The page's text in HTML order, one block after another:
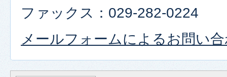
ファックス：029-282-0224
メールフォームによるお問い